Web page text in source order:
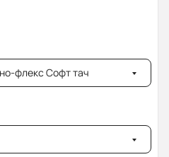
флекс Софт тач